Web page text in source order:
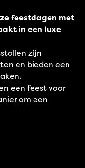
feestdagen met
in een luxe
zijn
en bieden een
een feest voor
om een